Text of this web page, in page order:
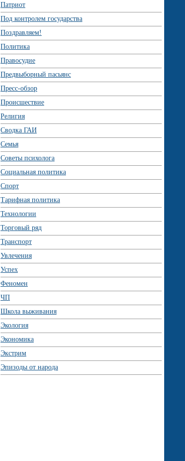
Патриот
Под контролем государства
Поздравляем!
Политика
Правосудие
Предвыборный пасьянс
Пресс-обзор
Происшествие
Религия
Сводка ГАИ
Семья
Советы психолога
Социальная политика
Спорт
Тарифная политика
Технологии
Торговый ряд
Транспорт
Увлечения
Успех
Феномен
ЧП
Школа выживания
Экология
Экономика
Экстрим
Эпизоды от народа